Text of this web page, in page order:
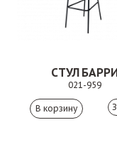
СТУЛ
021-959